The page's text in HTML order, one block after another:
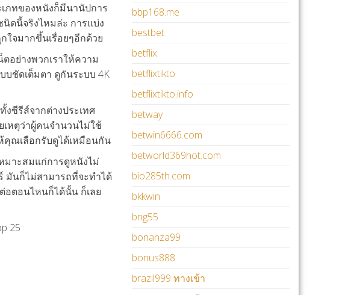
ภทของหนังก็มีนานัปการ
ดนี้จริงไหมล่ะ การแบ่ง
จมากขึ้นเรื่อยๆอีกด้วย
อย่างพวกเราให้ความ
ชัดเต็มตา ดูกันระบบ 4K
ซีรีส์จากต่างประเทศ
เหตุว่าผู้คนจำนวนไม่ใช้
คุณเลือกรับดูได้เหมือนกัน
มาะสมแก่การดูหนังไม่
มันก็ไม่สามารถที่จะทำได้
อตอนไหนก็ได้นั้น ก็เลย
25
bbp168.me
bestbet
betflix
betflixtikto
betflixtikto.info
betway
betwin6666.com
betworld369hot.com
bio285th.com
bkkwin
bng55
bonanza99
bonus888
brazil999 ทางเข้า